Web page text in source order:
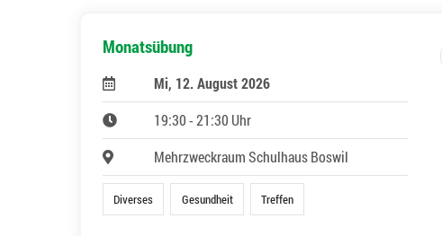
Monatsübung
Mi, 12. August 2026
19:30 - 21:30 Uhr
Mehrzweckraum Schulhaus Boswil
Diverses Gesundheit Treffen